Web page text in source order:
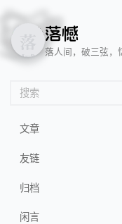
🍂
落憾
落人间，破三弦，
搜索
文章
友链
归档
闲言